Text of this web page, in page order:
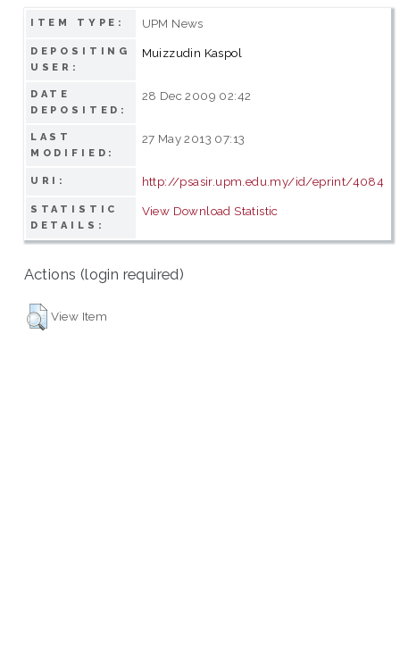
ITEM TYPE: UPM News
DEPOSITING
USER:
Muizzudin Kaspol
DATE
DEPOSITED:
28 Dec 2009 02:42
LAST
MODIFIED:
27 May 2013 07:13
URI: http://psasir.upm.edu.my/id/eprint/4084
STATISTIC
DETAILS:
View Download Statistic
Actions (login required)
View Item